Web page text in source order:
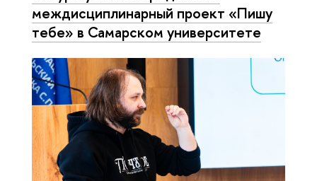
междисциплинарный проект «Пишу
тебе» в Самарском университете